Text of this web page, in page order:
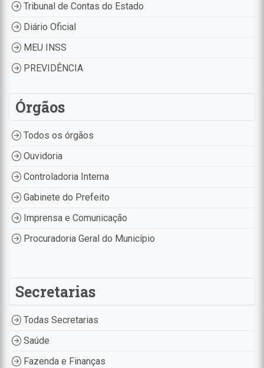
Tribunal de Contas do Estado
Diário Oficial
MEU INSS
PREVIDÊNCIA
Órgãos
Todos os órgãos
Ouvidoria
Controladoria Interna
Gabinete do Prefeito
Imprensa e Comunicação
Procuradoria Geral do Município
Secretarias
Todas Secretarias
Saúde
Fazenda e Finanças